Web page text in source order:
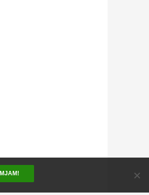
MJAM!